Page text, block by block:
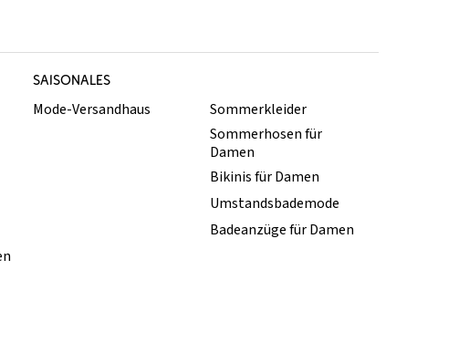
SAISONALES
Mode-Versandhaus
Sommerkleider
Sommerhosen für
Damen
Bikinis für Damen
Umstandsbademode
Badeanzüge für Damen